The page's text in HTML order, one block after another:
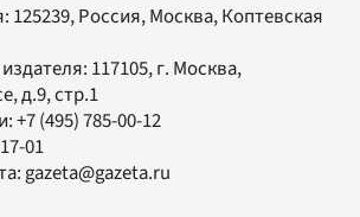
125239, Россия, Москва, Коптевская
117105, г. Москва,
д.9, стр.1
+7 (495) 785-00-12
01
gazeta@gazeta.ru